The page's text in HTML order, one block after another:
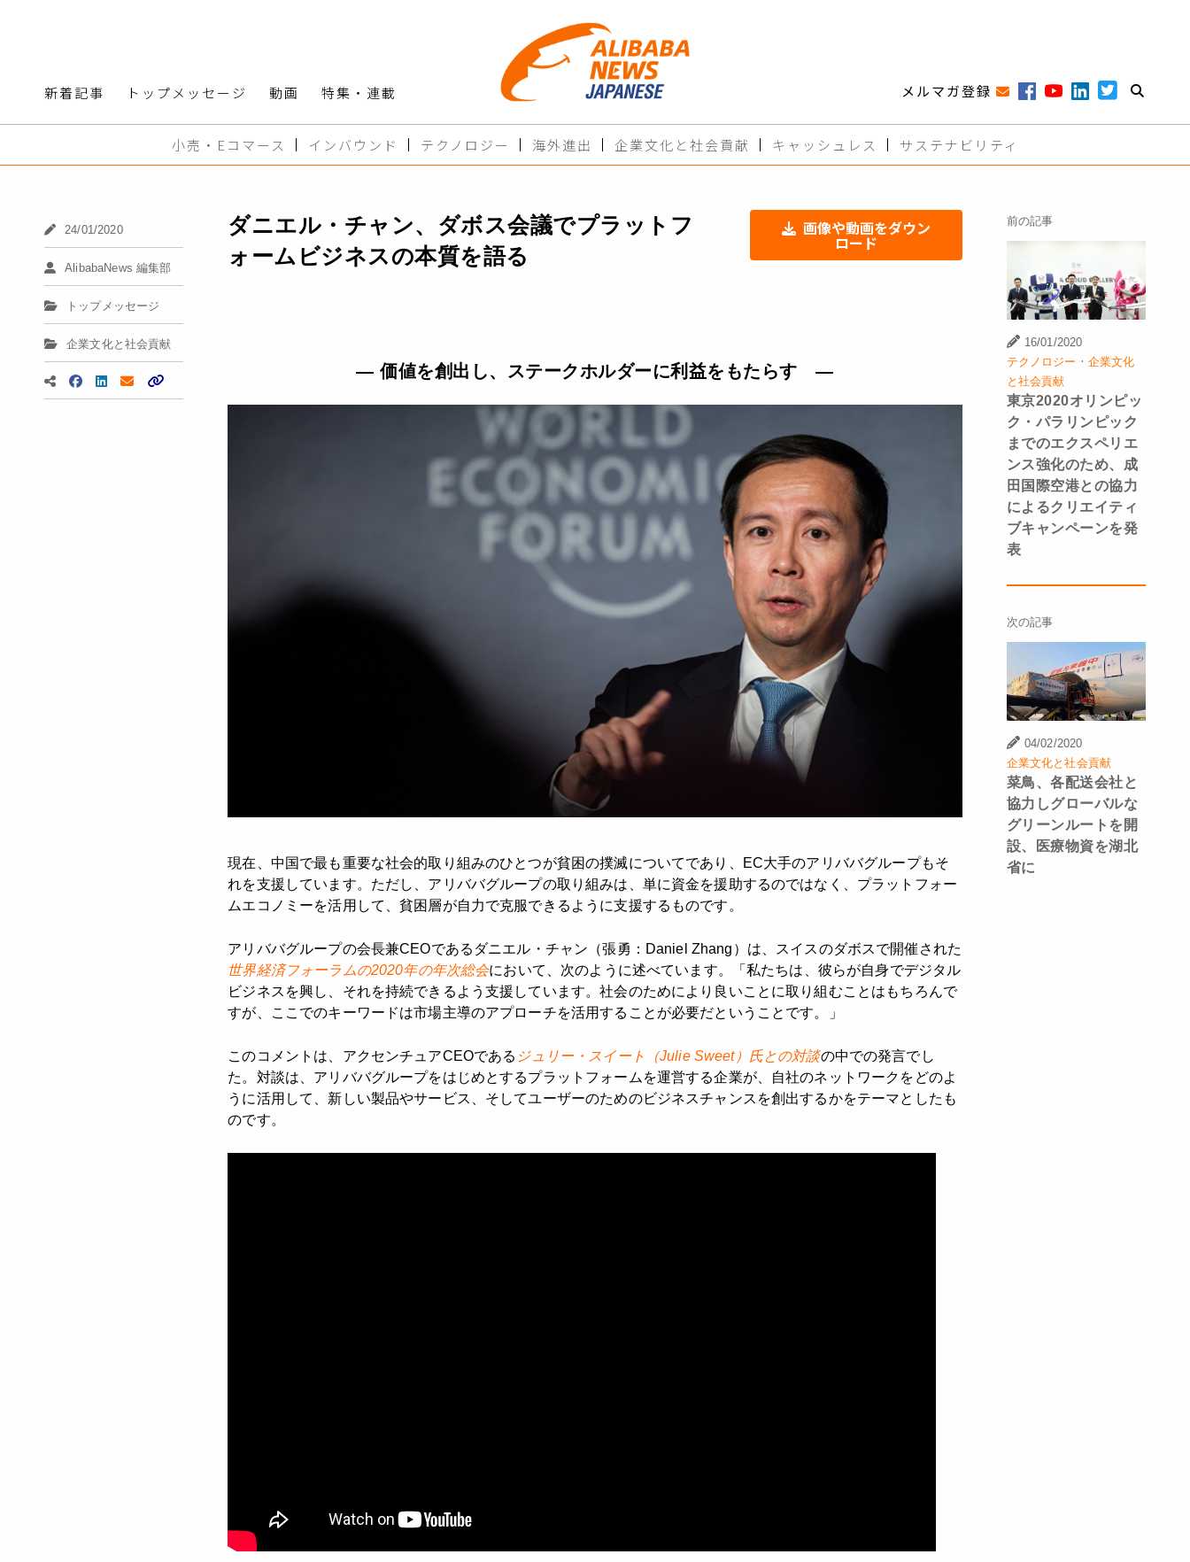
新着記事 トップメッセージ 動画 特集・連載 メルマガ登録
小売・Eコマース インバウンド テクノロジー 海外進出 企業文化と社会貢献 キャッシュレス サステナビリティ
24/01/2020
AlibabaNews 編集部
トップメッセージ
企業文化と社会貢献
ダニエル・チャン、ダボス会議でプラットフ
ォームビジネスの本質を語る
画像や動画をダウン
ロード
― 価値を創出し、ステークホルダーに利益をもたらす ―
現在、中国で最も重要な社会的取り組みのひとつが貧困の撲滅についてであり、EC大手のアリババグループもそ
れを支援しています。ただし、アリババグループの取り組みは、単に資金を援助するのではなく、プラットフォー
ムエコノミーを活用して、貧困層が自力で克服できるように支援するものです。
アリババグループの会長兼CEOであるダニエル・チャン（張勇：Daniel Zhang）は、スイスのダボスで開催された
世界経済フォーラムの2020年の年次総会において、次のように述べています。「私たちは、彼らが自身でデジタル
ビジネスを興し、それを持続できるよう支援しています。社会のためにより良いことに取り組むことはもちろんで
すが、ここでのキーワードは市場主導のアプローチを活用することが必要だということです。」
このコメントは、アクセンチュアCEOである ジュリー・スイート（Julie Sweet）氏との対談の中での発言でし
た。対談は、アリババグループをはじめとするプラットフォームを運営する企業が、自社のネットワークをどのよ
うに活用して、新しい製品やサービス、そしてユーザーのためのビジネスチャンスを創出するかをテーマとしたも
のです。
前の記事
16/01/2020
テクノロジー ·企業文化
と社会貢献
東京2020オリンピッ
ク・パラリンピック
までのエクスペリエ
ンス強化のため、成
田国際空港との協力
によるクリエイティ
ブキャンペーンを発
表
次の記事
04/02/2020
企業文化と社会貢献
菜鳥、各配送会社と
協力しグローバルな
グリーンルートを開
設、医療物資を湖北
省に